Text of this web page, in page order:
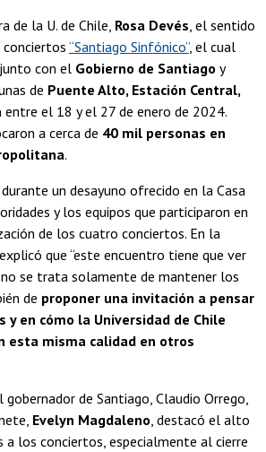
de la U. de Chile, Rosa Devés, el sentido
conciertos “Santiago Sinfónico”, el cual
con el Gobierno de Santiago y
de Puente Alto, Estación Central,
entre el 18 y el 27 de enero de 2024.
a cerca de 40 mil personas en
.
un desayuno ofrecido en la Casa
y los equipos que participaron en
de los cuatro conciertos. En la
que “este encuentro tiene que ver
se trata solamente de mantener los
de proponer una invitación a pensar
y en cómo la Universidad de Chile
esta misma calidad en otros
gobernador de Santiago, Claudio Orrego,
Evelyn Magdaleno, destacó el alto
a los conciertos, especialmente al cierre